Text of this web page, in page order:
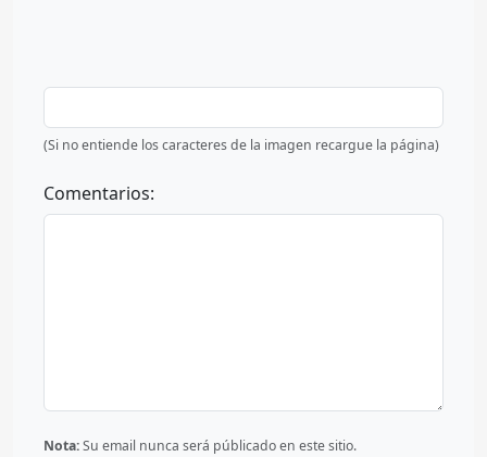
(Si no entiende los caracteres de la imagen recargue la página)
Comentarios:
Nota:Su email nunca será públicado en este sitio.